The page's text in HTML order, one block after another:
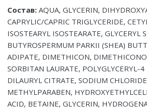
Состав: AQUA, GLYCERIN,
CAPRYLIC/CAPRIC TRIGLYCERIDE,
ISOSTEARYL ISOSTEARATE, GLYCERYL
BUTYROSPERMUM PARKII (SHEA)
ADIPATE, DIMETHICON,
SORBITAN LAURATE, POLYGLYCERYL-4
DILAURYL CITRATE, SODIUM
METHYLPARABEN,
ACID, BETAINE, GLYCERIN,